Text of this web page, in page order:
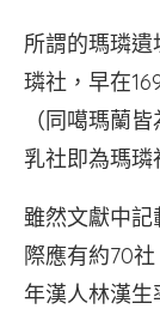
所謂的瑪璘
璘社，早在
（同噶瑪蘭
乳社即為瑪璘
雖然文獻中
際應有約70
年漢人林漢